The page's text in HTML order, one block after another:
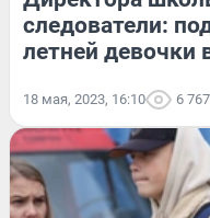
следователи:
летней девочки
18 мая, 2023, 16:10 6 767